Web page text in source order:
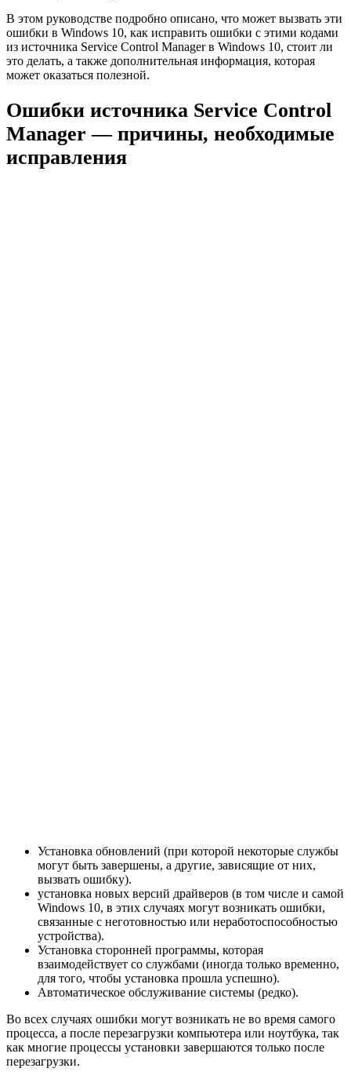
В этом руководстве подробно описано, что может вызвать эти
ошибки в Windows 10, как исправить ошибки с этими кодами
из источника Service Control Manager в Windows 10, стоит ли
это делать, а также дополнительная информация, которая
может оказаться полезной.
Ошибки источника Service Control
Manager — причины, необходимые
исправления
Установка обновлений (при которой некоторые службы
могут быть завершены, а другие, зависящие от них,
вызвать ошибку).
установка новых версий драйверов (в том числе и самой
Windows 10, в этих случаях могут возникать ошибки,
связанные с неготовностью или неработоспособностью
устройства).
Установка сторонней программы, которая
взаимодействует со службами (иногда только временно,
для того, чтобы установка прошла успешно).
Автоматическое обслуживание системы (редко).
Во всех случаях ошибки могут возникать не во время самого
процесса, а после перезагрузки компьютера или ноутбука, так
как многие процессы установки завершаются только после
перезагрузки.